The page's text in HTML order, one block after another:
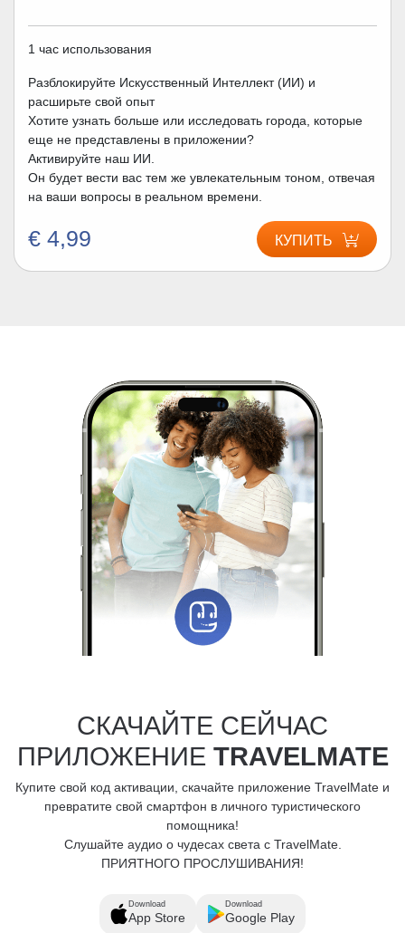
1 час использования
Разблокируйте Искусственный Интеллект (ИИ) и
расширьте свой опыт
Хотите узнать больше или исследовать города, которые
еще не представлены в приложении?
Активируйте наш ИИ.
Он будет вести вас тем же увлекательным тоном, отвечая
на ваши вопросы в реальном времени.
€ 4,99 КУПИТЬ
СКАЧАЙТЕ СЕЙЧАС
ПРИЛОЖЕНИЕ TRAVELMATE
Купите свой код активации, скачайте приложение TravelMate и
превратите свой смартфон в личного туристического
помощника!
Слушайте аудио о чудесах света с TravelMate.
ПРИЯТНОГО ПРОСЛУШИВАНИЯ!
Download
App Store
Download
Google Play